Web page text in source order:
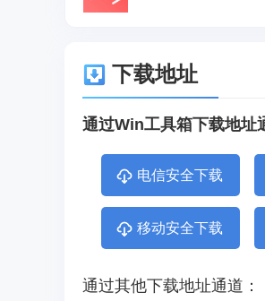
下载地址
通过Win工具箱下载地址
电信安全下载
移动安全下载
通过其他下载地址通道：